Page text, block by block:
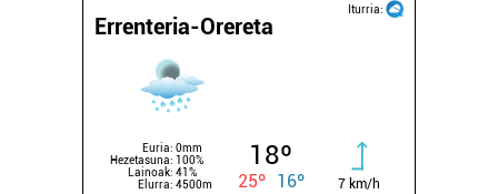
Iturria:
Errenteria-Orereta
Euria: 0mm
Hezetasuna: 100%
Lainoak: 41%
Elurra: 4500m
18º
25º 16º 7 km/h